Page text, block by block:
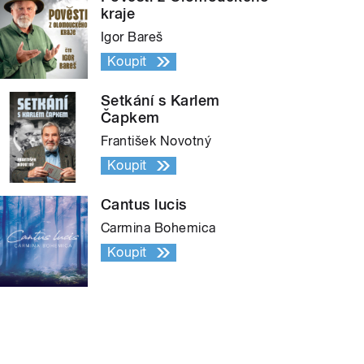
kraje
Igor Bareš
Koupit
Setkání s Karlem
Čapkem
František Novotný
Koupit
Cantus lucis
Carmina Bohemica
Koupit